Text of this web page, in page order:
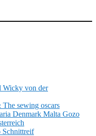
von der
sewing oscars
Denmark Malta Gozo